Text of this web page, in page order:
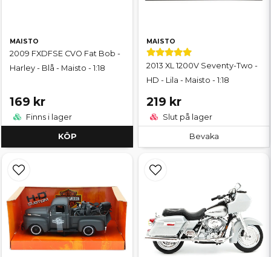
MAISTO
2009 FXDFSE CVO Fat Bob -
Harley - Blå - Maisto - 1:18
169 kr
Finns i lager
KÖP
MAISTO
2013 XL 1200V Seventy-Two -
HD - Lila - Maisto - 1:18
219 kr
Slut på lager
Bevaka